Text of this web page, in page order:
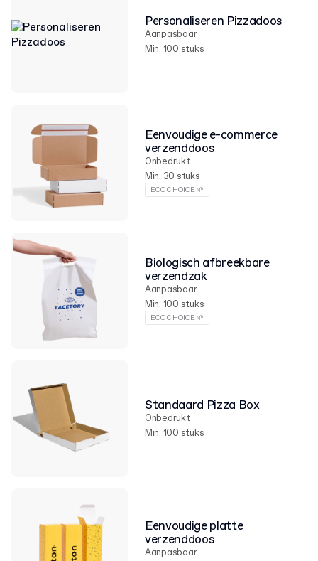
Personaliseren Pizzadoos
Aanpasbaar
Min. 100 stuks
Eenvoudige e-commerce
verzenddoos
Onbedrukt
Min. 30 stuks
ECO CHOICE 🌱
Biologisch afbreekbare
verzendzak
Aanpasbaar
Min. 100 stuks
ECO CHOICE 🌱
Standaard Pizza Box
Onbedrukt
Min. 100 stuks
Eenvoudige platte
verzenddoos
Aanpasbaar